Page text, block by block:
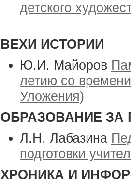
детского
ВЕХИ ИСТОРИИ
Ю.И. Майоров
летию со
Уложения)
ОБРАЗОВАНИЕ ЗА
Л.Н. Лабазина
подготовки
ХРОНИКА И